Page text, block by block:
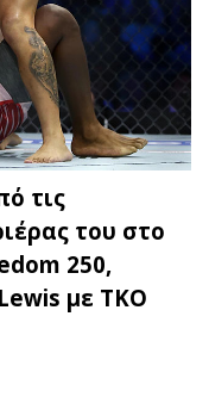
τις
του στο
250,
με TKO